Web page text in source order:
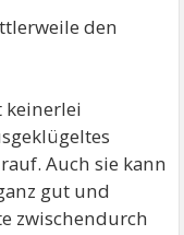
den
keinerlei
Auch sie kann
gut und
zwischendurch